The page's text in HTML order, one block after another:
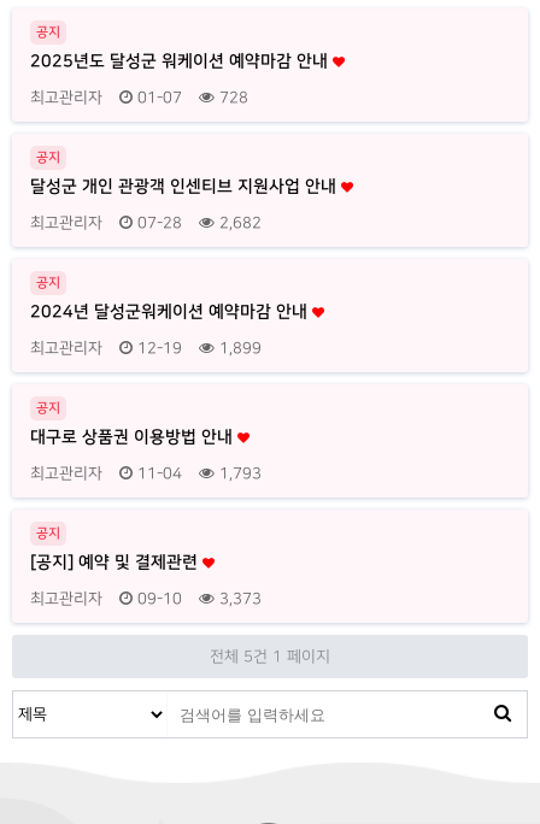
공지
2025년도 달성군 워케이션 예약마감 안내
최고관리자 01-07 728
공지
달성군 개인 관광객 인센티브 지원사업 안내
최고관리자 07-28 2,682
공지
2024년 달성군워케이션 예약마감 안내
최고관리자 12-19 1,899
공지
대구로 상품권 이용방법 안내
최고관리자 11-04 1,793
공지
[공지] 예약 및 결제관련
최고관리자 09-10 3,373
전체 5건 1 페이지